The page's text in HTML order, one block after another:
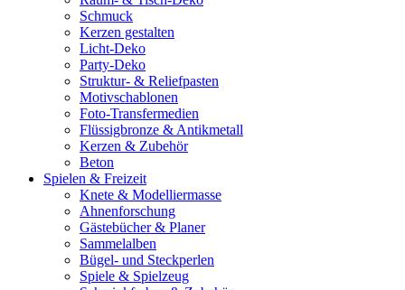
Schmuck
Kerzen gestalten
Licht-Deko
Party-Deko
Struktur- & Reliefpasten
Motivschablonen
Foto-Transfermedien
Flüssigbronze & Antikmetall
Kerzen & Zubehör
Beton
Spielen & Freizeit
Knete & Modelliermasse
Ahnenforschung
Gästebücher & Planer
Sammelalben
Bügel- und Steckperlen
Spiele & Spielzeug